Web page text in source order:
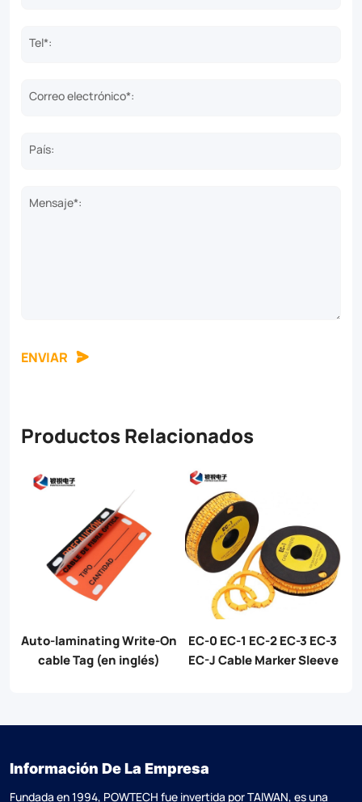
Tel*:
Correo electrónico*:
País:
Mensaje*:
ENVIAR
Productos Relacionados
On EC-0 EC-1 EC-2 EC-3 EC-3
EC-J Cable Marker Sleeve
Banda de banda de
plano
Información De La Empresa
Fundada en 1994, POWTECH fue invertida por TAlWAN, es una